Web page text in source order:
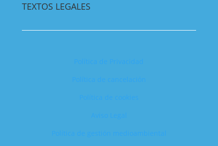
TEXTOS LEGALES